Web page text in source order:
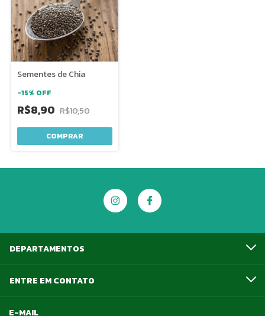
Sementes de Chia
-15% OFF
R$8,90 R$10,50
COMPRAR
DEPARTAMENTOS
ENTRE EM CONTATO
E-MAIL